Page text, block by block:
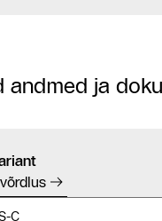
andmed ja